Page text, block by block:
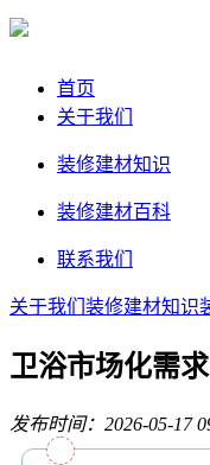
首页
关于我们
装修建材知识
装修建材百科
联系我们
关于我们 装修建材知识
卫浴市场化需求
发布时间：2026-05-17